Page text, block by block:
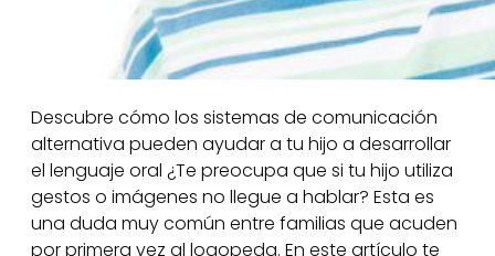
Descubre cómo los sistemas de comunicación
alternativa pueden ayudar a tu hijo a desarrollar
el lenguaje oral ¿Te preocupa que si tu hijo utiliza
gestos o imágenes no llegue a hablar? Esta es
una duda muy común entre familias que acuden
por primera vez al logopeda. En este artículo te